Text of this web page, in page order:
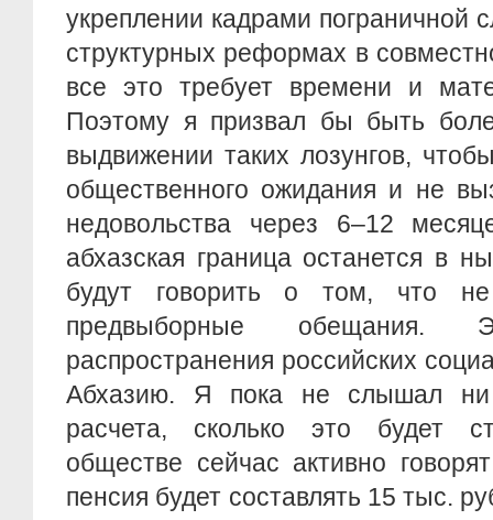
укреплении кадрами пограничной
структурных реформах в
все это требует времени и
Поэтому я призвал бы быть
выдвижении таких лозунгов,
общественного ожидания и не
недовольства через 6–12
абхазская граница останется в
будут говорить о том, что
предвыборные
распространения российских
Абхазию. Я пока не слышал ни
расчета, сколько это будет
обществе сейчас активно
пенсия будет составлять 15 тыс.